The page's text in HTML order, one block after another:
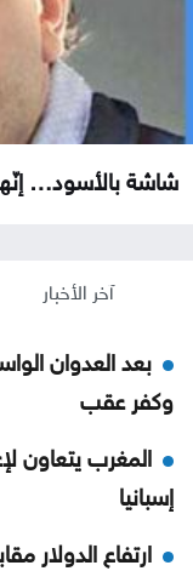
شاشة بالأسود…
آخر الأخبار
بعد العدوان
وكفر عقب
المغرب يتعاون
إسبانيا
ارتفاع الدولار